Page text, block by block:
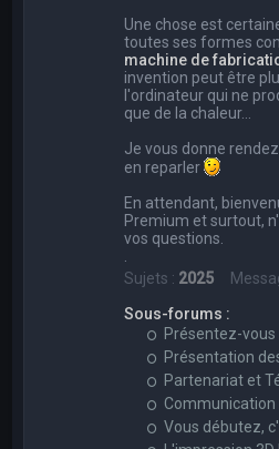
Une chose est
toutes ses formes
machine de
invention peut être
l'ordinateur qui ne
que de la chaleur...
Je vous donne
en reparler
En attendant,
Premium et surtout,
vos questions.
Sujets : 2025
Sous-forums :
Présentez-vous
Présentation
Partenariat et
Communication
Vous débutez,